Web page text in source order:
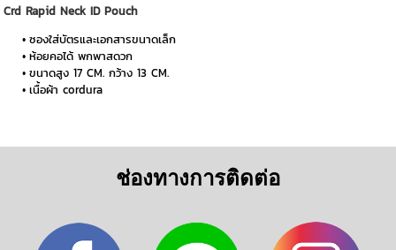
Crd Rapid Neck ID Pouch
ซองใส่บัตรและเอกสารขนาดเล็ก
ห้อยคอได้ พกพาสดวก
ขนาดสูง 17 CM. กว้าง 13 CM.
เนื้อผ้า cordura
ช่องทางการติดต่อ